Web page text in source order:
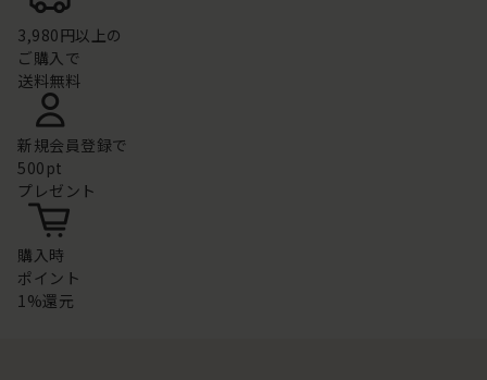
3,980円以上の
ご購入で
送料無料
新規会員登録で
500pt
プレゼント
購入時
ポイント
1%還元